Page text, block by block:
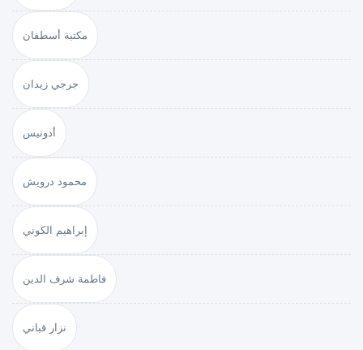
مكتبة أسطفان
جرجي زيدان
أدونيس
محمود درويش
إبراهيم الكوني
فاطمة شرف الدين
نزار قباني